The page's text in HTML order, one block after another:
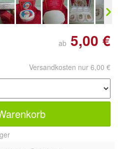
ab 5,00 €
Versandkosten nur 6,00 €